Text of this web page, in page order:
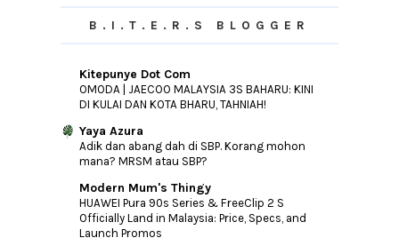
2014 (46)
►2013(154)
2012
►2011(10)
B.I.T.E.R.S BLOGGER
Kitepunye Dot Com
OMODA | JAECOO MALAYSIA 3S BAHARU: KINI
DI KULAI DAN KOTA BHARU, TAHNIAH!
Yaya Azura
Adik dan abang dah di SBP. Korang mohon
mana? MRSM atau SBP?
Modern Mum's Thingy
HUAWEI Pura 90s Series & FreeClip 2 S
Officially Land in Malaysia: Price, Specs, and
Launch Promos